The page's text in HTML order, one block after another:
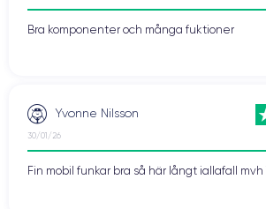
Bra komponenter och många fuktioner
Yvonne Nilsson
30/01/26
Fin mobil funkar bra så här långt iallafall mvh